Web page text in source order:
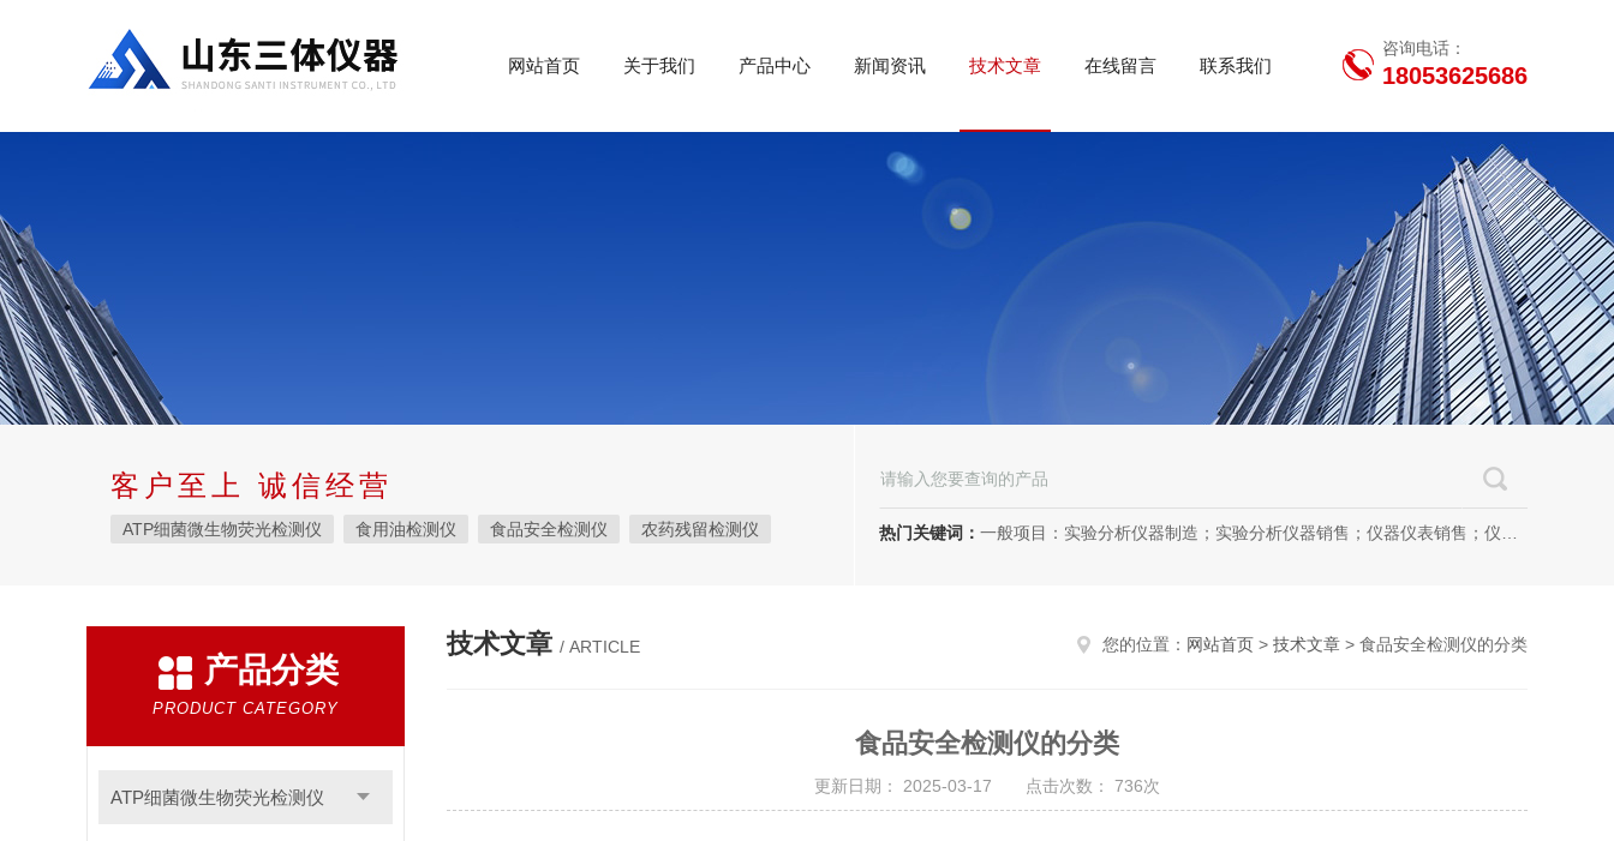
网站首页 关于我们 产品中心 新闻资讯 技术文章 在线留言 联系我们
咨询电话：
18053625686
客户至上 诚信经营
ATP细菌微生物荧光检测仪 食用油检测仪 食品安全检测仪 农药残留检测仪 热门关键词： 一般项目：实验分析仪器制造；实验分析仪器销售；仪器仪表销售；仪器仪表制造；电子测量仪器销售；电子测量仪器制造；电子产品销售；环境保护专用设备制造；环境保护专用设备销售；办公设备销售；办公设备耗材制造；专用设备修理；信息安全设备制造；信息安全设备销售；物联网设备制造；通信设备制造；电子（气）物理设备及其他电子设备制造；技术服务、技术开发、技术咨询、技术交流、技术转让、技术推广；软件开发；光污染治理服务；工程管理服务；电子专用设备制造；教学用模型及教具制造；教学用模型及教具销售；金属材料销售；通讯设备销售；通讯设备修理；五金产品制造；五金产品批发；五金产品零售；五金产品研发；信息咨询服务（不含许可类信息咨询服务）；信息技术咨询服务；物联网设备销售（除依法须经批准的项目外，凭营业执照依法自主开展经营活动）许可项目：房屋建筑和市政基础设施项目工程总承包；互联网平台（依法须经批准的项目，经相关部门批准后方可开展经营活动，具体经营项目以审批结果为准）
产品分类
PRODUCT CATEGORY
ATP细菌微生物荧光检测仪
技术文章 / ARTICLE 您的位置： 网站首页 > 技术文章 > 食品安全检测仪的分类
食品安全检测仪的分类
更新日期： 2025-03-17 点击次数： 736次